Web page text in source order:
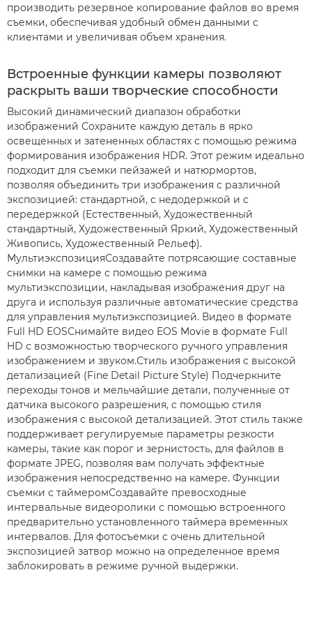
производить резервное копирование файлов во время
съемки, обеспечивая удобный обмен данными с
клиентами и увеличивая объем хранения.
Встроенные функции камеры позволяют
раскрыть ваши творческие способности
Высокий динамический диапазон обработки
изображений Сохраните каждую деталь в ярко
освещенных и затененных областях с помощью режима
формирования изображения HDR. Этот режим идеально
подходит для съемки пейзажей и натюрмортов,
позволяя объединить три изображения с различной
экспозицией: стандартной, с недодержкой и с
передержкой (Естественный, Художественный
стандартный, Художественный Яркий, Художественный
Живопись, Художественный Рельеф).
МультиэкспозицияСоздавайте потрясающие составные
снимки на камере с помощью режима
мультиэкспозиции, накладывая изображения друг на
друга и используя различные автоматические средства
для управления мультиэкспозицией. Видео в формате
Full HD EOSСнимайте видео EOS Movie в формате Full
HD с возможностью творческого ручного управления
изображением и звуком.Стиль изображения с высокой
детализацией (Fine Detail Picture Style) Подчеркните
переходы тонов и мельчайшие детали, полученные от
датчика высокого разрешения, с помощью стиля
изображения с высокой детализацией. Этот стиль также
поддерживает регулируемые параметры резкости
камеры, такие как порог и зернистость, для файлов в
формате JPEG, позволяя вам получать эффектные
изображения непосредственно на камере. Функции
съемки с таймеромСоздавайте превосходные
интервальные видеоролики с помощью встроенного
предварительно установленного таймера временных
интервалов. Для фотосъемки с очень длительной
экспозицией затвор можно на определенное время
заблокировать в режиме ручной выдержки.